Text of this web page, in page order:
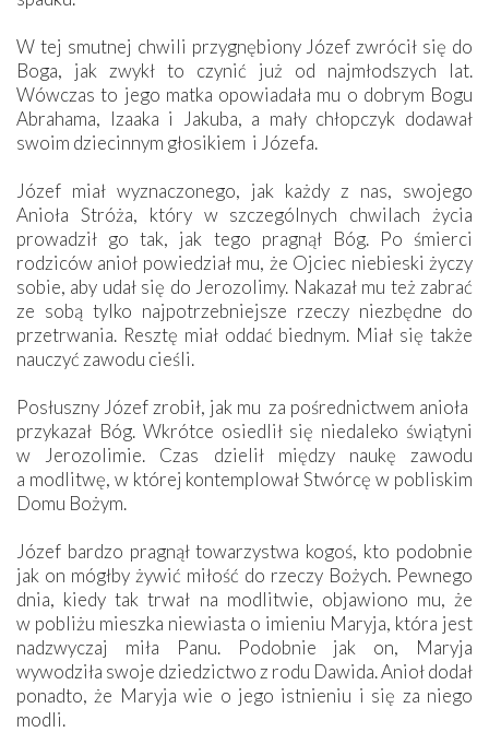
W tej smutnej chwili przygnębiony Józef zwrócił się do
Boga, jak zwykł to czynić już od najmłodszych lat.
Wówczas to jego matka opowiadała mu o dobrym Bogu
Abrahama, Izaaka i Jakuba, a mały chłopczyk dodawał
swoim dziecinnym głosikiem  i Józefa.
Józef miał wyznaczonego, jak każdy z nas, swojego
Anioła Stróża, który w szczególnych chwilach życia
prowadził go tak, jak tego pragnął Bóg. Po śmierci
rodziców anioł powiedział mu, że Ojciec niebieski życzy
sobie, aby udał się do Jerozolimy. Nakazał mu też zabrać
ze sobą tylko najpotrzebniejsze rzeczy niezbędne do
przetrwania. Resztę miał oddać biednym. Miał się także
nauczyć zawodu cieśli.
Posłuszny Józef zrobił, jak mu  za pośrednictwem anioła 
przykazał Bóg. Wkrótce osiedlił się niedaleko świątyni
w Jerozolimie. Czas dzielił między naukę zawodu
a modlitwę, w której kontemplował Stwórcę w pobliskim
Domu Bożym.
Józef bardzo pragnął towarzystwa kogoś, kto podobnie
jak on mógłby żywić miłość do rzeczy Bożych. Pewnego
dnia, kiedy tak trwał na modlitwie, objawiono mu, że
w pobliżu mieszka niewiasta o imieniu Maryja, która jest
nadzwyczaj miła Panu. Podobnie jak on, Maryja
wywodziła swoje dziedzictwo z rodu Dawida. Anioł dodał
ponadto, że Maryja wie o jego istnieniu i się za niego
modli.